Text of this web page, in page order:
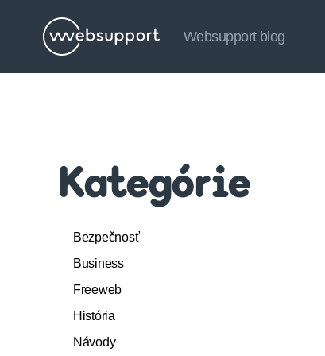
Websupport
Websupport blog
Kategórie
Bezpečnosť
Business
Freeweb
História
Návody